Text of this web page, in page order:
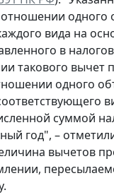
одного
вида на
в
такового вычет
одного
суммой
год", –
вычетов